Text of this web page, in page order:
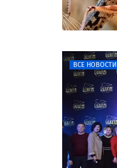
ВСЕ НОВОСТИ